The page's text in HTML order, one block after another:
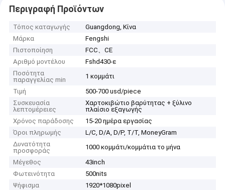
Περιγραφή Προϊόντων
Τόπος καταγωγής
Guangdong, Κίνα
Μάρκα
Fengshi
Πιστοποίηση
FCC、CE
Αριθμό μοντέλου
Fshd430-ε
Ποσότητα
παραγγελίας min
1 κομμάτι
Τιμή
500-700 usd/piece
Συσκευασία
λεπτομέρειες
Χαρτοκιβώτιο βαρύτητας + ξύλινο
πλαίσιο εξαγωγής
Χρόνος παράδοσης
15-20 ημέρα εργασίας
Όροι πληρωμής
L/C, D/A, D/P, T/T, MoneyGram
Δυνατότητα
προσφοράς
1000 κομμάτι/κομμάτια το μήνα
Μέγεθος
43inch
Φωτεινότητα
500nits
Ψήφισμα
1920*1080pixel